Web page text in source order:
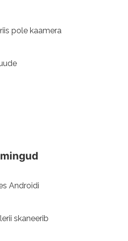
pole kaamera
Androidi
skaneerib